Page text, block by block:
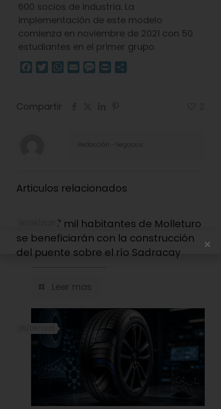
600 socios de industria. La
implementación de este modelo
comienza en noviembre de 2021 con 50
estudiantes en el primer grupo.
Facebook
TwitterWhatsApp
Email Message
Print
Compartir
Redacciòn - Negocios
Articulos relacionados
Más de 7 mil habitantes de Molleturo
se beneficiarán con la construcción
del puente sobre el río Sadracay
Leer mas